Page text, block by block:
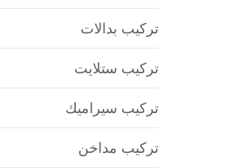
تركيب بدالات
تركيب ستلايت
تركيب سيراميك
تركيب مداخن